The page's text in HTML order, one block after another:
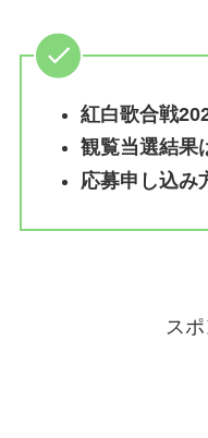
紅白歌合戦
観覧当選結果
応募申し込み
ス